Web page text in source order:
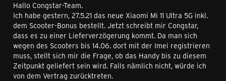
Hallo Congstar-Team.
Ich habe gestern, 27.5.21 das neue Xiaomi Mi 11 Ultra 5G inkl.
dem Scooter-Bonus bestellt. Jetzt schreibt mir Congstar,
dass es zu einer Lieferverzögerung kommt. Da man sich
wegen des Scooters bis 14.06. dort mit der Imei registrieren
muss, stellt sich mir die Frage, ob das Handy bis zu diesem
Zeitpunkt geliefert sein wird. Falls nämlich nicht, würde ich
von dem Vertrag zurücktreten.